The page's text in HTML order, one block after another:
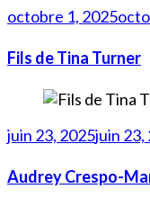
octobre 1, 2025
Fils de Tina Turner
juin 23, 2025juin 23,
Audrey Crespo-